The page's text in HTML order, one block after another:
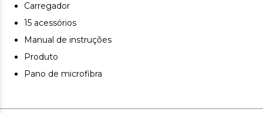
Carregador
15 acessórios
Manual de instruções
Produto
Pano de microfibra